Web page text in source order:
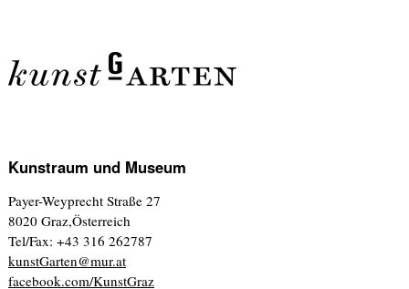
Kunstraum und Museum
Payer-Weyprecht Straße 27
8020 Graz,Österreich
Tel/Fax: +43 316 262787
kunstGarten@mur.at
facebook.com/KunstGraz